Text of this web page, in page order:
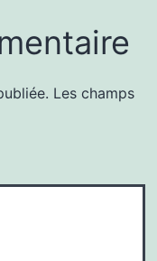
Les champs